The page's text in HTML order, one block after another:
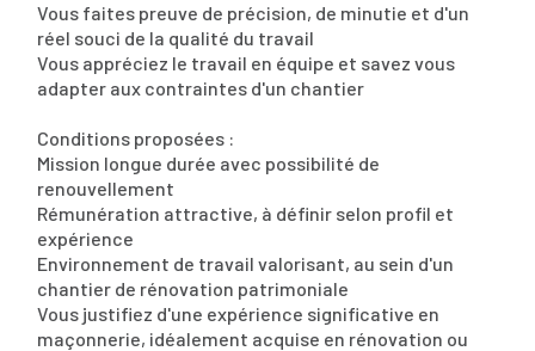
Vous faites preuve de précision, de minutie et d'un
réel souci de la qualité du travail
Vous appréciez le travail en équipe et savez vous
adapter aux contraintes d'un chantier
Conditions proposées :
Mission longue durée avec possibilité de
renouvellement
Rémunération attractive, à définir selon profil et
expérience
Environnement de travail valorisant, au sein d'un
chantier de rénovation patrimoniale
Vous justifiez d'une expérience significative en
maçonnerie, idéalement acquise en rénovation ou